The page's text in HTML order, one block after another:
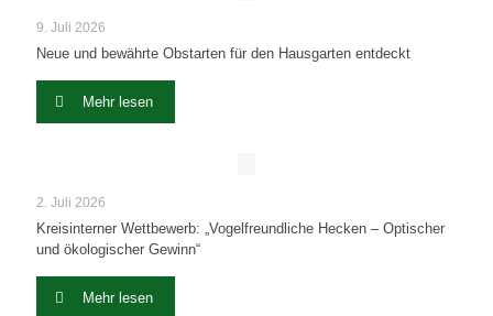
9. Juli 2026
Neue und bewährte Obstarten für den Hausgarten entdeckt
Mehr lesen
2. Juli 2026
Kreisinterner Wettbewerb: „Vogelfreundliche Hecken – Optischer
und ökologischer Gewinn“
Mehr lesen